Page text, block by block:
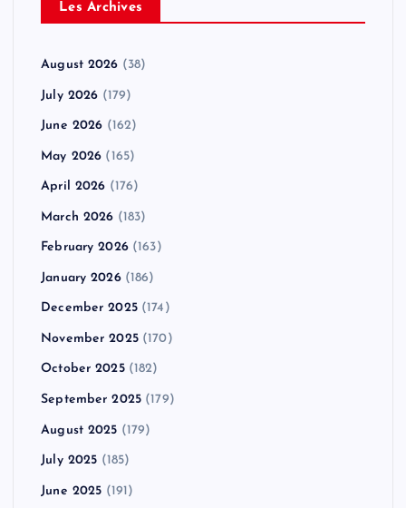
Les Archives
August 2026 (38)
July 2026 (179)
June 2026 (162)
May 2026 (165)
April 2026 (176)
March 2026 (183)
February 2026(163)
January 2026(186)
December 2025(174)
November 2025(170)
October 2025(182)
September 2025 (179)
August 2025 (179)
July 2025 (185)
June 2025 (191)